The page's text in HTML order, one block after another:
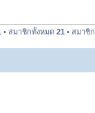
• สมาชิกทั้งหมด 21 • สมาชิ